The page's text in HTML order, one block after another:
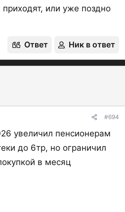
1767860680152.webp
или уже поздно
Ответ Ник в ответ
#694
увеличил пенсионерам
до 6тр, но ограничил
в месяц